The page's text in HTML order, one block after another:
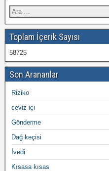
Toplam İçerik Sayısı
58725
Son Arananlar
Riziko
ceviz içi
Gönderme
Dağ keçisi
İvedi
Kısasa kısas